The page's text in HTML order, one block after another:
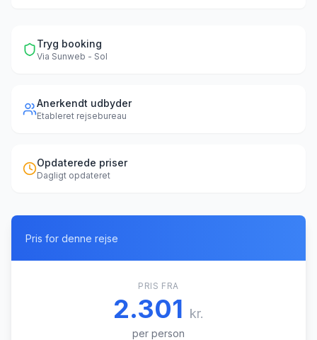
Tryg booking
Via Sunweb - Sol
Anerkendt udbyder
Etableret rejsebureau
Opdaterede priser
Dagligt opdateret
Pris for denne rejse
PRIS FRA
2.301 kr.
per person